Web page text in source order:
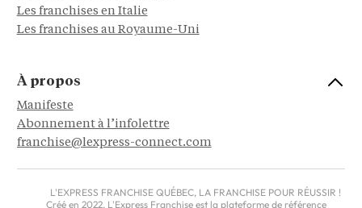
Les franchises en Italie
Les franchises au Royaume-Uni
À propos
Manifeste
Abonnement à l’infolettre
franchise@lexpress-connect.com
L'EXPRESS FRANCHISE QUÉBEC, LA FRANCHISE POUR RÉUSSIR !
Créé en 2022, L'Express Franchise est la plateforme de référence